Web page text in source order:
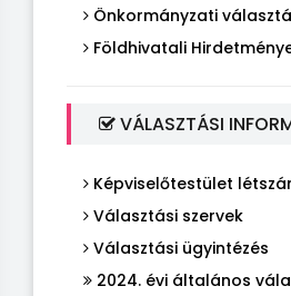
Önkormányzati
Földhivatali
VÁLASZTÁSI
Képviselőtestület
Választási szervek
Választási ügyintézés
2024. évi általános